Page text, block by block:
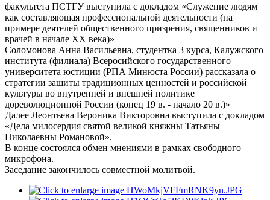
факультета ПСТГУ выступила с докладом «Служение людям
как составляющая профессиональной деятельности (на
примере деятелей общественного призрения, священников и
врачей в начале XX века)»
Соломонова Анна Васильевна, студентка 3 курса, Калужского
института (филиала) Всеросийского государственного
университета юстиции (РПА Минюста России) рассказала о
стратегии защиты традиционных ценностей и российской
культуры во внутренней и внешней политике
дореволюционной России (конец 19 в. - начало 20 в.)»
Далее Леонтьева Вероника Викторовна выступила с докладом
«Дела милосердия святой великой княжны Татьяны
Николаевны Романовой».
В конце состоялся обмен мнениями в рамках свободного
микрофона.
Заседание закончилось совместной молитвой.